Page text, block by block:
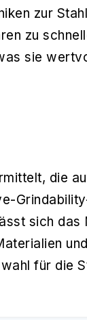
zur
zu
sie
die
sich das
für die